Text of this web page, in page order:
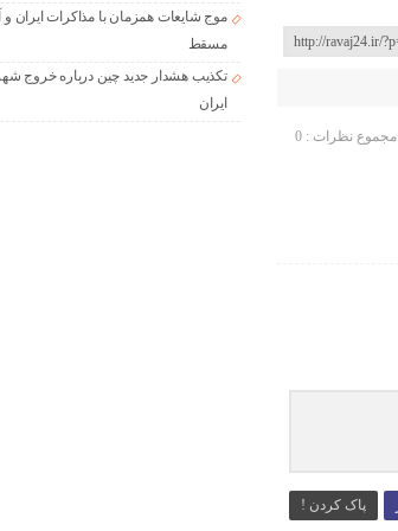
مجموع نظرات : 0
پاک کردن !
موج شایعات همزمان با مذاکرات ایران و
مسقط
تکذیب هشدار جدید چین درباره خروج
ایران